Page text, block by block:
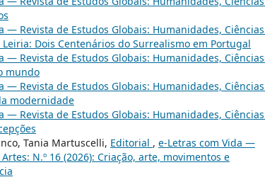
— Revista de Estudos Globais: Humanidades,
Dois Centenários do Surrealismo em Portugal
— Revista de Estudos Globais: Humanidades,
mundo
— Revista de Estudos Globais: Humanidades,
modernidade
— Revista de Estudos Globais: Humanidades,
Tania Martuscelli, Editorial , e-Letras com Vida —
N.º 16 (2026): Criação, arte, movimentos e